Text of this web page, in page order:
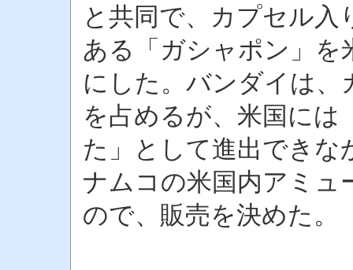
と共同で、カプセル入
ある「ガシャポン」を
にした。バンダイは
を占めるが、米国には
た」として進出できな
ナムコの米国内アミュ
ので、販売を決めた。